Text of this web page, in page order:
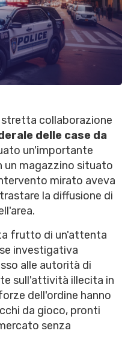
stretta collaborazione
delle case da
un'importante
un magazzino situato
mirato aveva
la diffusione di
frutto di un'attenta
investigativa
alle autorità di
sull'attività illecita in
dell'ordine hanno
da gioco, pronti
senza